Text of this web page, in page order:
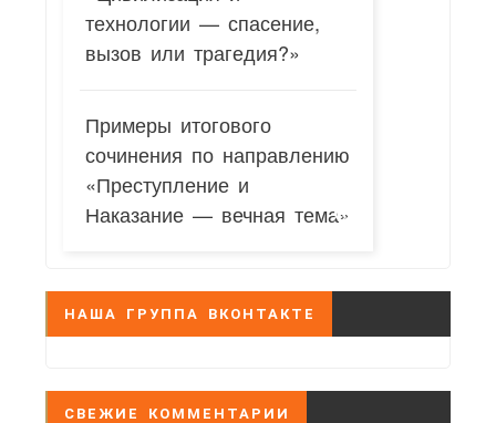
технологии — спасение,
вызов или трагедия?»
Примеры итогового
сочинения по направлению
«Преступление и
Наказание — вечная тема»
НАША ГРУППА ВКОНТАКТЕ
СВЕЖИЕ КОММЕНТАРИИ